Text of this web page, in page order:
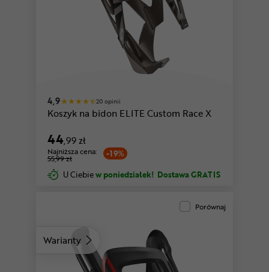
4,9 20 opinii
Koszyk na bidon ELITE Custom Race X
44,99 zł
-19%
Najniższa cena:
55,99 zł
U Ciebiew poniedziałek! Dostawa GRATIS
Warianty
Porównaj